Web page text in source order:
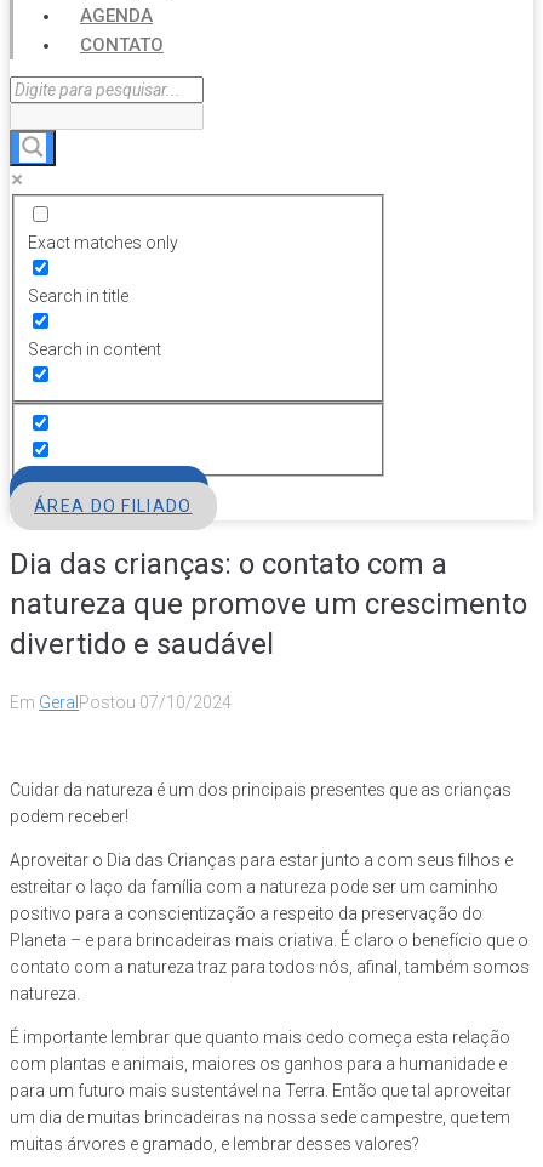
AGENDA
CONTATO
Exact matches only
Search in title
Search in content
ÁREA DO FILIADO
Dia das crianças: o contato com a
natureza que promove um crescimento
divertido e saudável
Em Geral Postou 07/10/2024
Cuidar da natureza é um dos principais presentes que as crianças
podem receber!
Aproveitar o Dia das Crianças para estar junto a com seus filhos e
estreitar o laço da família com a natureza pode ser um caminho
positivo para a conscientização a respeito da preservação do
Planeta – e para brincadeiras mais criativa. É claro o benefício que o
contato com a natureza traz para todos nós, afinal, também somos
natureza.
É importante lembrar que quanto mais cedo começa esta relação
com plantas e animais, maiores os ganhos para a humanidade e
para um futuro mais sustentável na Terra. Então que tal aproveitar
um dia de muitas brincadeiras na nossa sede campestre, que tem
muitas árvores e gramado, e lembrar desses valores?